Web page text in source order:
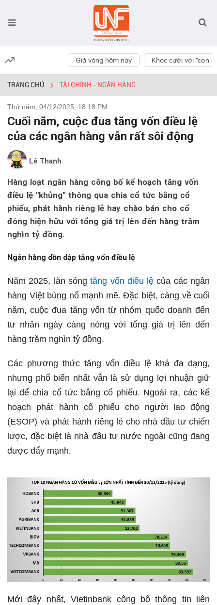
Giá vàng hôm nay Khóc cười với “cơn
TRANG CHỦ TÀI CHÍNH - NGÂN HÀNG
Thứ năm, 04/12/2025, 18:18 PM
Cuối năm, cuộc đua tăng vốn điều lệ
của các ngân hàng vẫn rất sôi động
Lê Thanh
Hàng loạt ngân hàng công bố kế hoạch tăng vốn
điều lệ "khủng" thông qua chia cổ tức bằng cổ
phiếu, phát hành riêng lẻ hay chào bán cho cổ
đông hiện hữu với tổng giá trị lên đến hàng trăm
nghìn tỷ đồng.
Ngân hàng dồn dập tăng vốn điều lệ
Năm 2025, làn sóngtăng vốn điều lệ của các ngân
hàng Việt bùng nổ mạnh mẽ. Đặc biệt, càng về cuối
năm, cuộc đua tăng vốn từ nhóm quốc doanh đến
tư nhân ngày càng nóng với tổng giá trị lên đến
hàng trăm nghìn tỷ đồng.
Các phương thức tăng vốn điều lệ khá đa dạng,
nhưng phổ biến nhất vẫn là sử dụng lợi nhuận giữ
lại để chia cổ tức bằng cổ phiếu. Ngoài ra, các kế
hoạch phát hành cổ phiếu cho người lao động
(ESOP) và phát hành riêng lẻ cho nhà đầu tư chiến
lược, đặc biệt là nhà đầu tư nước ngoài cũng đang
được đẩy mạnh.
Mới đây nhất, Vietinbank công bố thông tin liên